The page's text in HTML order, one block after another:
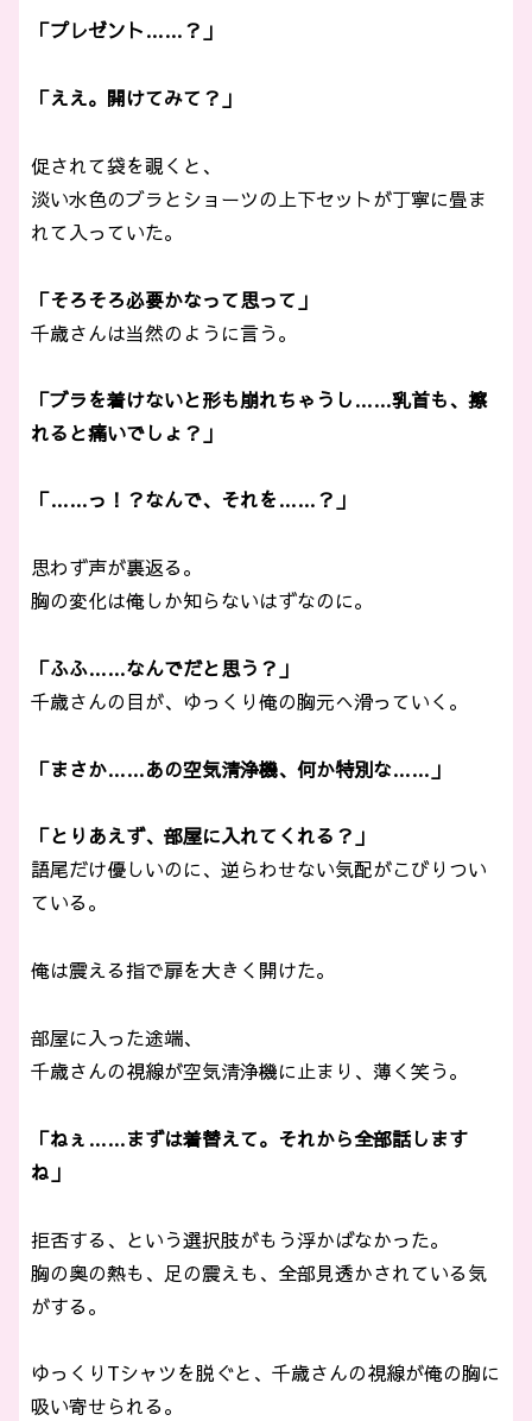
「プレゼント……？」
「ええ。開けてみて？」
促されて袋を覗くと、
淡い水色のブラとショーツの上下セットが丁寧に畳ま
れて入っていた。
「そろそろ必要かなって思って」
千歳さんは当然のように言う。
「ブラを着けないと形も崩れちゃうし……乳首も、擦
れると痛いでしょ？」
「……っ！？なんで、それを……？」
思わず声が裏返る。
胸の変化は俺しか知らないはずなのに。
「ふふ……なんでだと思う？」
千歳さんの目が、ゆっくり俺の胸元へ滑っていく。
「まさか……あの空気清浄機、何か特別な……」
「とりあえず、部屋に入れてくれる？」
語尾だけ優しいのに、逆らわせない気配がこびりつい
ている。
俺は震える指で扉を大きく開けた。
部屋に入った途端、
千歳さんの視線が空気清浄機に止まり、薄く笑う。
「ねぇ……まずは着替えて。それから全部話します
ね」
拒否する、という選択肢がもう浮かばなかった。
胸の奥の熱も、足の震えも、全部見透かされている気
がする。
ゆっくりTシャツを脱ぐと、千歳さんの視線が俺の胸に
吸い寄せられる。